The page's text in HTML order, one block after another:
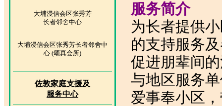
大埔浸信会区张秀芳
长者邻舍中心
大埔浸信会区张秀芳长者邻舍中
心 (颂真会所)
佐敦家庭支援及
服务中心
服务简介
为长者提供
的支持服务
促进朋辈间
与地区服务
爱事奉小区